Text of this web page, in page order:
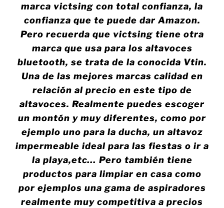
marca victsing con total confianza, la
confianza que te puede dar Amazon.
Pero recuerda que victsing tiene otra
marca que usa para los altavoces
bluetooth, se trata de la conocida Vtin.
Una de las mejores marcas calidad en
relación al precio en este tipo de
altavoces. Realmente puedes escoger
un montón y muy diferentes, como por
ejemplo uno para la ducha, un altavoz
impermeable ideal para las fiestas o ir a
la playa,etc… Pero también tiene
productos para limpiar en casa como
por ejemplos una gama de aspiradores
realmente muy competitiva a precios